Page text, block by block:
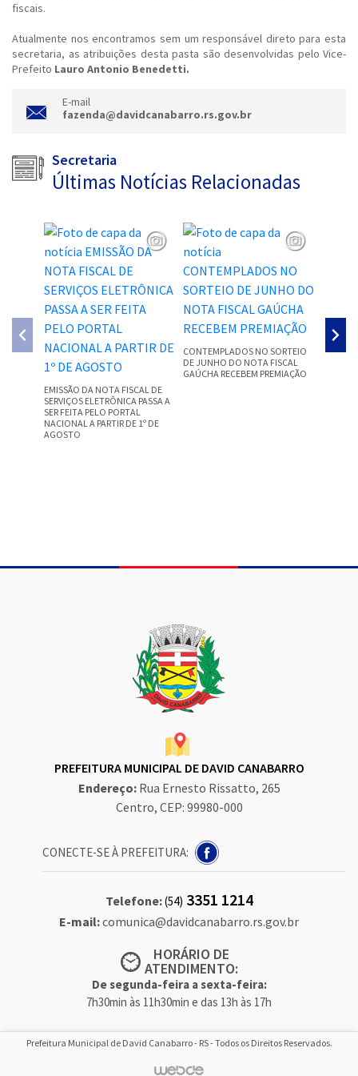
fiscais.
Atualmente nos encontramos sem um responsável direto para esta
secretaria, as atribuições desta pasta são desenvolvidas pelo Vice-
Prefeito Lauro Antonio Benedetti.
E-mail
fazenda@davidcanabarro.rs.gov.br
Secretaria
Últimas Notícias Relacionadas
EMISSÃO DA NOTA FISCAL DE
SERVIÇOS ELETRÔNICA PASSA A
SER FEITA PELO PORTAL
NACIONAL A PARTIR DE 1º DE
AGOSTO
CONTEMPLADOS NO SORTEIO
DE JUNHO DO NOTA FISCAL
GAÚCHA RECEBEM PREMIAÇÃO
PREFEITURA MUNICIPAL DE DAVID CANABARRO
Endereço: Rua Ernesto Rissatto, 265
Centro, CEP: 99980-000
CONECTE-SE À PREFEITURA:
Telefone:(54) 3351 1214
E-mail:comunica@davidcanabarro.rs.gov.br
HORÁRIO DE
ATENDIMENTO:
De segunda-feira a sexta-feira:
7h30min às 11h30min e das 13h às 17h
Prefeitura Municipal de David Canabarro - RS - Todos os Direitos Reservados.